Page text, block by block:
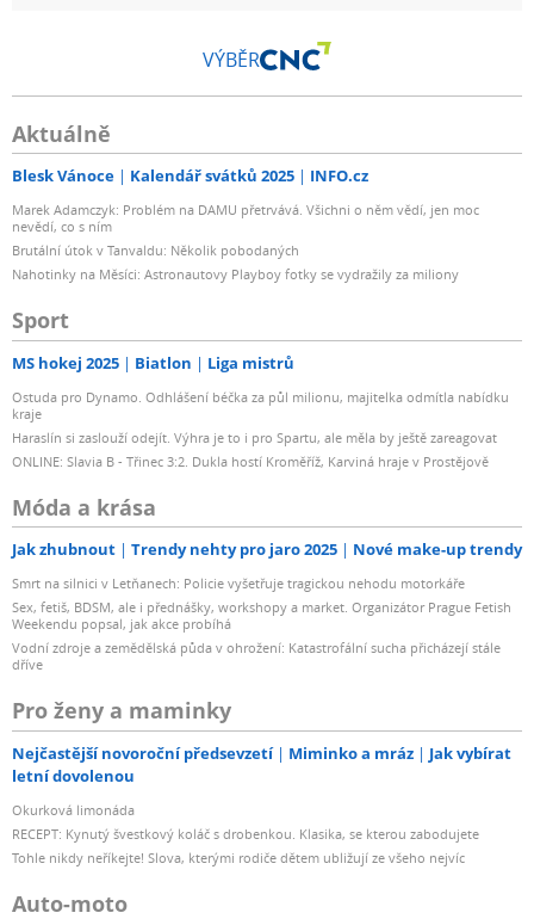
VÝBĚR
Aktuálně
Blesk Vánoce Kalendář svátků 2025 INFO.cz
Marek Adamczyk: Problém na DAMU přetrvává. Všichni o něm vědí, jen moc
nevědí, co s ním
Brutální útok v Tanvaldu: Několik pobodaných
Nahotinky na Měsíci: Astronautovy Playboy fotky se vydražily za miliony
Sport
MS hokej 2025 Biatlon Liga mistrů
Ostuda pro Dynamo. Odhlášení béčka za půl milionu, majitelka odmítla nabídku
kraje
Haraslín si zaslouží odejít. Výhra je to i pro Spartu, ale měla by ještě zareagovat
ONLINE: Slavia B - Třinec 3:2. Dukla hostí Kroměříž, Karviná hraje v Prostějově
Móda a krása
Jak zhubnout Trendy nehty pro jaro 2025 Nové make-up trendy
Smrt na silnici v Letňanech: Policie vyšetřuje tragickou nehodu motorkáře
Sex, fetiš, BDSM, ale i přednášky, workshopy a market. Organizátor Prague Fetish
Weekendu popsal, jak akce probíhá
Vodní zdroje a zemědělská půda v ohrožení: Katastrofální sucha přicházejí stále
dříve
Pro ženy a maminky
Nejčastější novoroční předsevzetí Miminko a mráz
Jak vybírat
letní dovolenou
Okurková limonáda
RECEPT: Kynutý švestkový koláč s drobenkou. Klasika, se kterou zabodujete
Tohle nikdy neříkejte! Slova, kterými rodiče dětem ubližují ze všeho nejvíc
Auto-moto